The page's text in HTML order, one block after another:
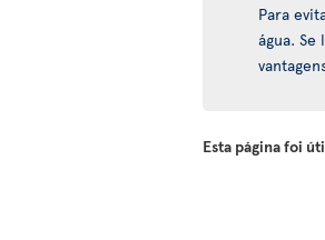
Para
água.
Esta página foi